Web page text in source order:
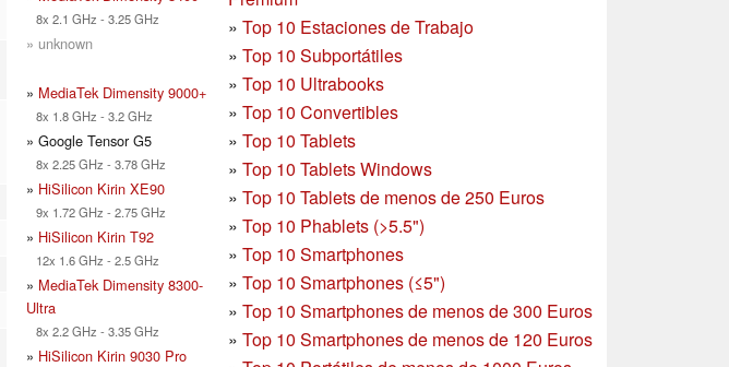
8x 2.1 GHz - 3.25 GHz
» unknown
» MediaTek Dimensity 9000+
8x 1.8 GHz - 3.2 GHz
» Google Tensor G5
8x 2.25 GHz - 3.78 GHz
» HiSilicon Kirin XE90
9x 1.72 GHz - 2.75 GHz
» HiSilicon Kirin T92
12x 1.6 GHz - 2.5 GHz
» MediaTek Dimensity 8300-
Ultra
8x 2.2 GHz - 3.35 GHz
» HiSilicon Kirin 9030 Pro
» Top 10 Estaciones de Trabajo
» Top 10 Subportátiles
» Top 10 Ultrabooks
» Top 10 Convertibles
» Top 10 Tablets
» Top 10 Tablets Windows
» Top 10 Tablets de menos de 250 Euros
» Top 10 Phablets (>5.5")
» Top 10 Smartphones
» Top 10 Smartphones (≤5")
» Top 10 Smartphones de menos de 300 Euros
» Top 10 Smartphonesde menos de 120 Euros